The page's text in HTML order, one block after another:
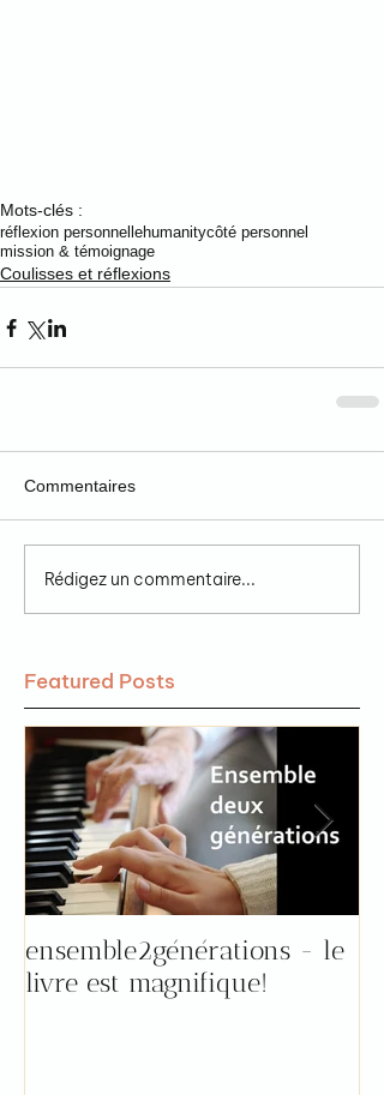
Mots-clés :
réflexion personnellehumanitycôté personnel
mission & témoignage
Coulisses et réflexions
Commentaires
Rédigez un commentaire...
Featured Posts
ensemble2générations - le
livre est magnifique!